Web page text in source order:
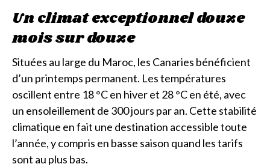
Un climat exceptionnel douze
mois sur douze
Situées au large du Maroc, les Canaries bénéficient
d’un printemps permanent. Les températures
oscillent entre 18 °C en hiver et 28 °C en été, avec
un ensoleillement de 300 jours par an. Cette stabilité
climatique en fait une destination accessible toute
l’année, y compris en basse saison quand les tarifs
sont au plus bas.